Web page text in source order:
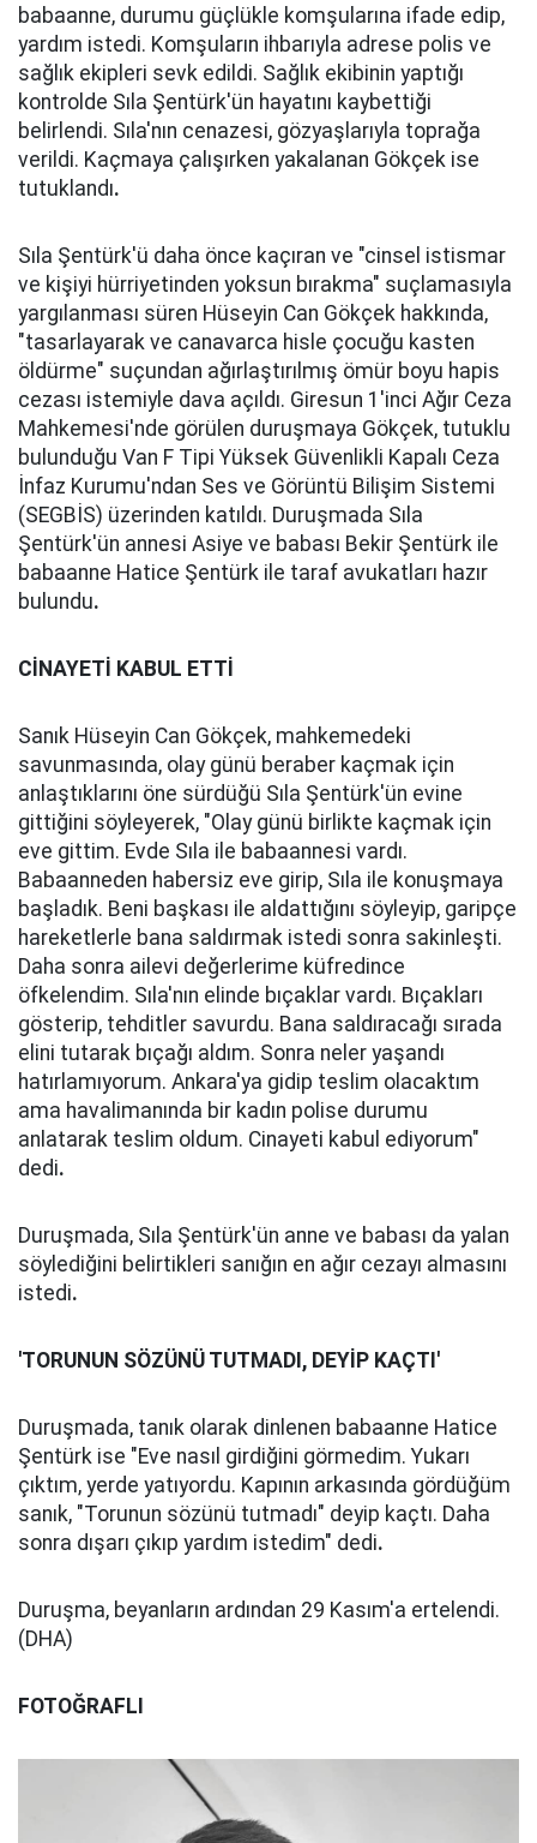
babaanne, durumu güçlükle komşularına ifade edip,
yardım istedi. Komşuların ihbarıyla adrese polis ve
sağlık ekipleri sevk edildi. Sağlık ekibinin yaptığı
kontrolde Sıla Şentürk'ün hayatını kaybettiği
belirlendi. Sıla'nın cenazesi, gözyaşlarıyla toprağa
verildi. Kaçmaya çalışırken yakalanan Gökçek ise
tutuklandı.
Sıla Şentürk'ü daha önce kaçıran ve "cinsel istismar
ve kişiyi hürriyetinden yoksun bırakma" suçlamasıyla
yargılanması süren Hüseyin Can Gökçek hakkında,
"tasarlayarak ve canavarca hisle çocuğu kasten
öldürme" suçundan ağırlaştırılmış ömür boyu hapis
cezası istemiyle dava açıldı. Giresun 1'inci Ağır Ceza
Mahkemesi'nde görülen duruşmaya Gökçek, tutuklu
bulunduğu Van F Tipi Yüksek Güvenlikli Kapalı Ceza
İnfaz Kurumu'ndan Ses ve Görüntü Bilişim Sistemi
(SEGBİS) üzerinden katıldı. Duruşmada Sıla
Şentürk'ün annesi Asiye ve babası Bekir Şentürk ile
babaanne Hatice Şentürk ile taraf avukatları hazır
bulundu.
CİNAYETİ KABUL ETTİ
Sanık Hüseyin Can Gökçek, mahkemedeki
savunmasında, olay günü beraber kaçmak için
anlaştıklarını öne sürdüğü Sıla Şentürk'ün evine
gittiğini söyleyerek, "Olay günü birlikte kaçmak için
eve gittim. Evde Sıla ile babaannesi vardı.
Babaanneden habersiz eve girip, Sıla ile konuşmaya
başladık. Beni başkası ile aldattığını söyleyip, garipçe
hareketlerle bana saldırmak istedi sonra sakinleşti.
Daha sonra ailevi değerlerime küfredince
öfkelendim. Sıla'nın elinde bıçaklar vardı. Bıçakları
gösterip, tehditler savurdu. Bana saldıracağı sırada
elini tutarak bıçağı aldım. Sonra neler yaşandı
hatırlamıyorum. Ankara'ya gidip teslim olacaktım
ama havalimanında bir kadın polise durumu
anlatarak teslim oldum. Cinayeti kabul ediyorum"
dedi.
Duruşmada, Sıla Şentürk'ün anne ve babası da yalan
söylediğini belirtikleri sanığın en ağır cezayı almasını
istedi.
'TORUNUN SÖZÜNÜ TUTMADI, DEYİP KAÇTI'
Duruşmada, tanık olarak dinlenen babaanne Hatice
Şentürk ise "Eve nasıl girdiğini görmedim. Yukarı
çıktım, yerde yatıyordu. Kapının arkasında gördüğüm
sanık, "Torunun sözünü tutmadı" deyip kaçtı. Daha
sonra dışarı çıkıp yardım istedim" dedi.
Duruşma, beyanların ardından 29 Kasım'a ertelendi.
(DHA)
FOTOĞRAFLI